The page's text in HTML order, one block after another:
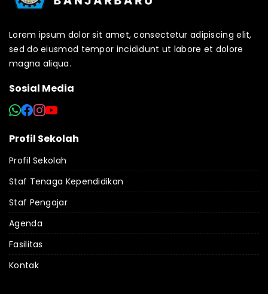
Lorem ipsum dolor sit amet, consectetur adipiscing elit,
sed do eiusmod tempor incididunt ut labore et dolore
magna aliqua.
Sosial Media
Profil Sekolah
Profil Sekolah
Staf Tenaga Kependidikan
Staf Pengajar
Agenda
Fasilitas
Kontak